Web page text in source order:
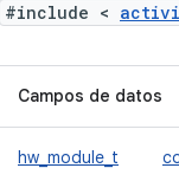
#include <
Campos de datos
hw_module_t